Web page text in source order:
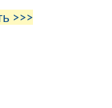
>>>